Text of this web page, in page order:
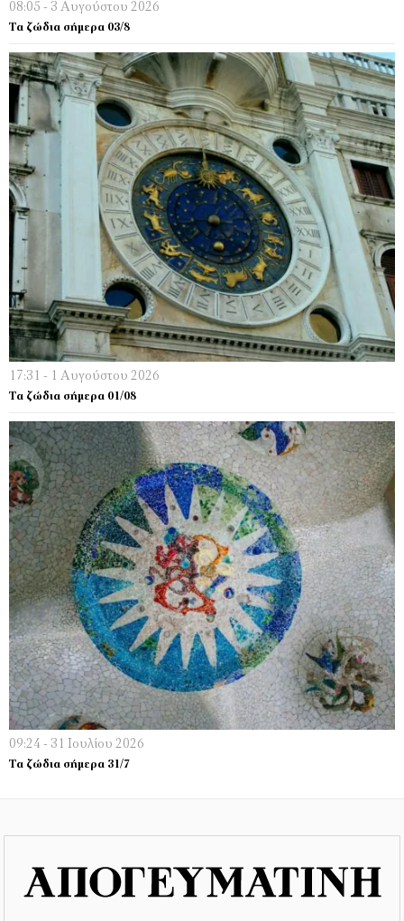
08:05 - 3 Αυγούστου 2026
Τα ζώδια σήμερα 03/8
17:31 - 1 Αυγούστου 2026
Τα ζώδια σήμερα 01/08
09:24 - 31 Ιουλίου 2026
Τα ζώδια σήμερα 31/7